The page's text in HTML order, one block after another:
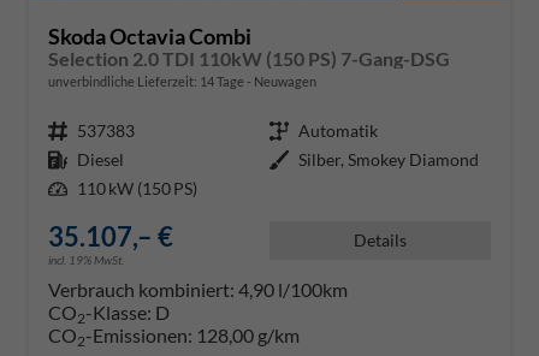
Skoda Octavia Combi
Selection 2.0 TDI 110kW (150 PS) 7-Gang-DSG
unverbindliche Lieferzeit: 14 Tage Neuwagen
Fahrzeugnr. 537383 Getriebe Automatik
Kraftstoff Diesel Außenfarbe Silber, Smokey Diamond
Leistung 110 kW (150 PS)
35.107,– €
incl. 19% MwSt.
Details
Verbrauch kombiniert: 4,90 l/100km
CO2-Klasse: D
CO2-Emissionen: 128,00 g/km